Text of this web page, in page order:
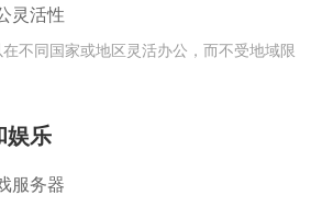
灵活性
不同国家或地区灵活办公，而不受地域限
娱乐
服务器